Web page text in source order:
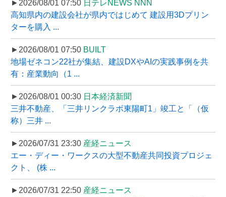
►2026/08/01 07:50 日テレNEWS NNN
高知県内の建設会社が県内ではじめて 建設用3Dプリン
ターを購入 ...
►2026/08/01 07:50 BUILT
地場ゼネコン22社が集結、建設DXやAIの実践事例を共
有：産業動向（1 ...
►2026/08/01 00:30 日本経済新聞
三井不動産、「三井リンクラボ東陽町1」竣工と「（仮
称）三井 ...
►2026/07/31 23:30 産経ニュース
エー・ディー・ワークスの大型不動産共同投資プロジェ
クト、 (株 ...
►2026/07/31 22:50 産経ニュース